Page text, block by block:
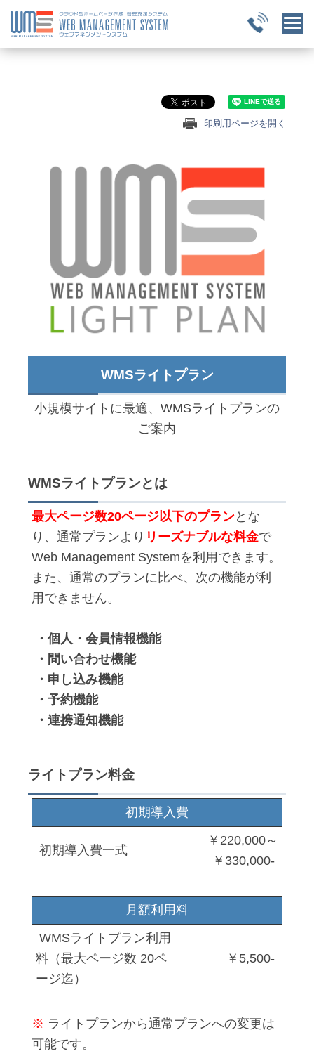
印刷用ページを開く
WMSライトプラン
小規模サイトに最適、WMSライトプランの
ご案内
WMSライトプランとは
最大ページ数20ページ以下のプランとな
り、通常プランより リーズナブルな料金で
Web Management Systemを利用できます。
また、通常のプランに比べ、次の機能が利
用できません。
・個人・会員情報機能
・問い合わせ機能
・申し込み機能
・予約機能
・連携通知機能
ライトプラン料金
初期導入費
初期導入費一式
￥220,000～
￥330,000-
月額利用料
WMSライトプラン利用
料（最大ページ数 20ペ
ージ迄）
￥5,500-
※ ライトプランから通常プランへの変更は
可能です。